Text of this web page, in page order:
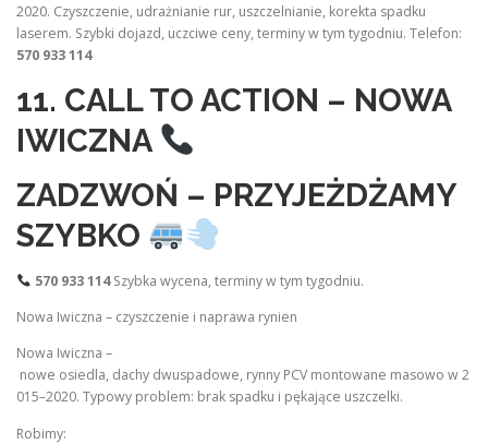
2020. Czyszczenie, udrażnianie rur, uszczelnianie, korekta spadku
laserem. Szybki dojazd, uczciwe ceny, terminy w tym tygodniu. Telefon:
570 933 114
11. CALL TO ACTION – NOWA
IWICZNA
ZADZWOŃ – PRZYJEŻDŻAMY
SZYBKO
570 933 114Szybka wycena, terminy w tym tygodniu.
Nowa Iwiczna – czyszczenie i naprawa rynien
Nowa Iwiczna –
nowe osiedla, dachy dwuspadowe, rynny PCV montowane masowo w 2
015–2020. Typowy problem: brak spadku i pękające uszczelki.
Robimy: